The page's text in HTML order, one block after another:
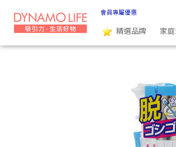
會員專屬優惠
精選品牌 家